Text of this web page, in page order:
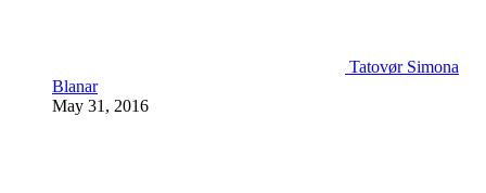
Tatovør Simona
Blanar
May 31, 2016